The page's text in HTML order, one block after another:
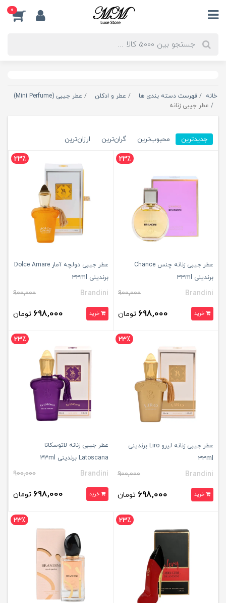
0
خانه فهرست دسته بندی ها عطر و ادکلن
عطر جیبی (Mini Perfume)
عطر جیبی زنانه
جدیدترین محبوب‌ترین گران‌ترین ارزان‌ترین
23٪
عطر جیبی زنانه چنس Chance
برندینی 33ml
Brandini
900,000
خرید 698,000 تومان
23٪
عطر جیبی دولچه آمار Dolce Amare
برندینی 33ml
Brandini
900,000
خرید 698,000 تومان
23٪
عطر جیبی زنانه لیرو Liro برندینی
33ml
Brandini
900,000
خرید 698,000 تومان
23٪
عطر جیبی زنانه لاتوسکانا
Latoscana برندینی 33ml
Brandini
900,000
خرید 698,000 تومان
23٪ 23٪